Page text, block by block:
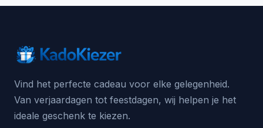
Vind het perfecte cadeau voor elke gelegenheid.
Van verjaardagen tot feestdagen, wij helpen je het
ideale geschenk te kiezen.